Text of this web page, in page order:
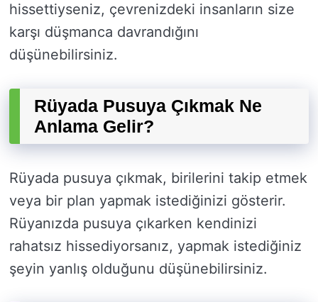
hissettiyseniz, çevrenizdeki insanların size
karşı düşmanca davrandığını
düşünebilirsiniz.
Rüyada Pusuya Çıkmak Ne
Anlama Gelir?
Rüyada pusuya çıkmak, birilerini takip etmek
veya bir plan yapmak istediğinizi gösterir.
Rüyanızda pusuya çıkarken kendinizi
rahatsız hissediyorsanız, yapmak istediğiniz
şeyin yanlış olduğunu düşünebilirsiniz.